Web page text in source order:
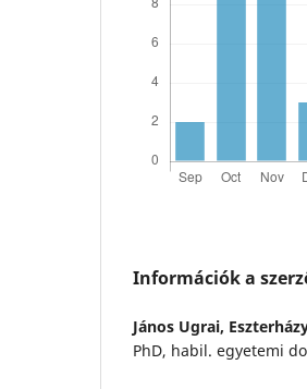
Információk a
János Ugrai,
PhD, habil. egyetemi